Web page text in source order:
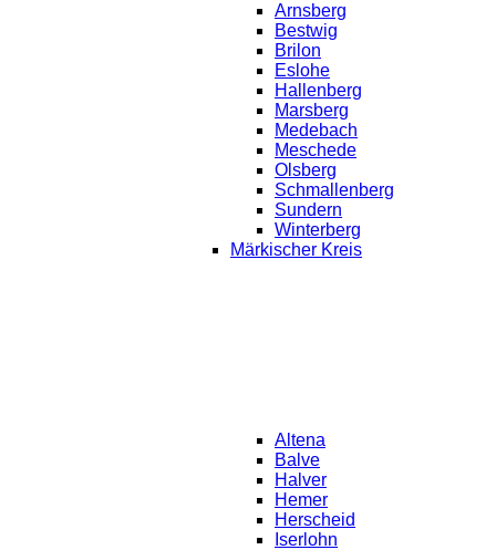
Arnsberg
Bestwig
Brilon
Eslohe
Hallenberg
Marsberg
Medebach
Meschede
Olsberg
Schmallenberg
Sundern
Winterberg
Märkischer Kreis
Altena
Balve
Halver
Hemer
Herscheid
Iserlohn